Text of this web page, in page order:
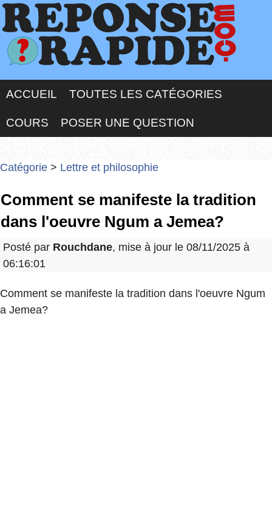
ACCUEIL TOUTES LES CATÉGORIES
COURS POSER UNE QUESTION
Catégorie > Lettre et philosophie
Comment se manifeste la tradition
dans l'oeuvre Ngum a Jemea?
Posté par Rouchdane, mise à jour le 08/11/2025 à
06:16:01
Comment se manifeste la tradition dans l'oeuvre Ngum
a Jemea?